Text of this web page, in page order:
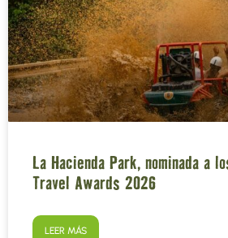
La Hacienda Park, nominada a
Travel Awards 2026
LEER MÁS